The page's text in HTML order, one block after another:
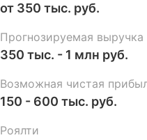
от 350 тыс. руб.
Прогнозируемая выручка
350 тыс. - 1 млн руб.
Возможная чистая
150 - 600 тыс. руб.
Роялти